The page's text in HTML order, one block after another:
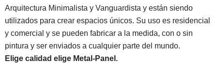
Arquitectura Minimalista y Vanguardista y están siendo
utilizados para crear espacios únicos. Su uso es residencial
y comercial y se pueden fabricar a la medida, con o sin
pintura y ser enviados a cualquier parte del mundo.
Elige calidad elige Metal-Panel.